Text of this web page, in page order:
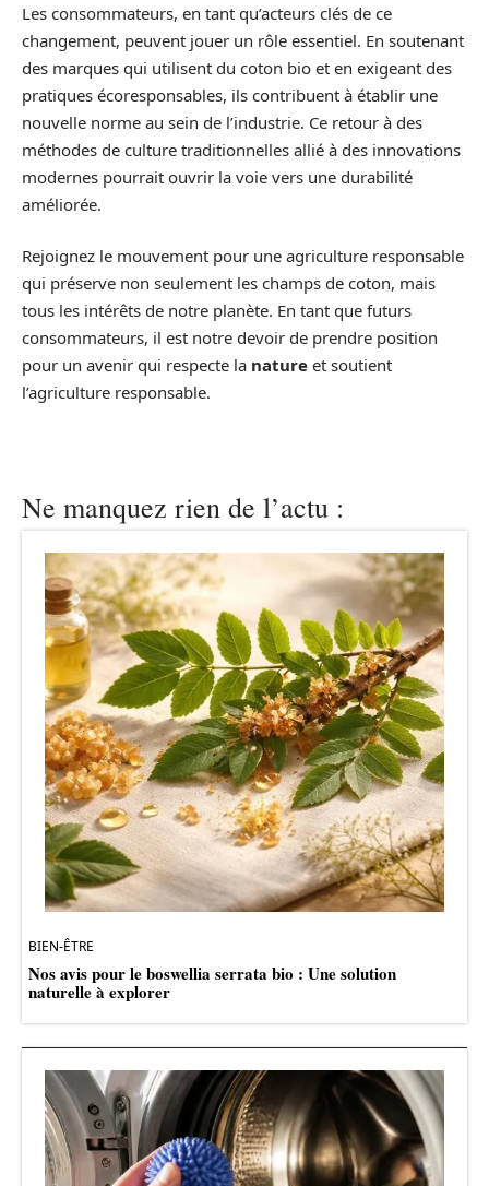
Les consommateurs, en tant qu’acteurs clés de ce
changement, peuvent jouer un rôle essentiel. En soutenant
des marques qui utilisent du coton bio et en exigeant des
pratiques écoresponsables, ils contribuent à établir une
nouvelle norme au sein de l’industrie. Ce retour à des
méthodes de culture traditionnelles allié à des innovations
modernes pourrait ouvrir la voie vers une durabilité
améliorée.
Rejoignez le mouvement pour une agriculture responsable
qui préserve non seulement les champs de coton, mais
tous les intérêts de notre planète. En tant que futurs
consommateurs, il est notre devoir de prendre position
pour un avenir qui respecte la nature et soutient
l’agriculture responsable.
Ne manquez rien de l’actu :
BIEN-ÊTRE
Nos avis pour le boswellia serrata bio : Une solution
naturelle à explorer